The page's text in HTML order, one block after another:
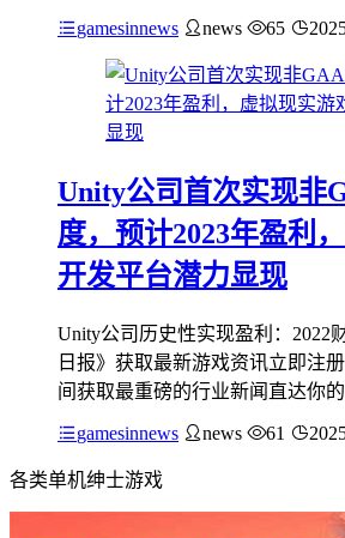
gamesinnews news 65
Unity公司首次实现非
度，预计2023年盈利
开发平台潜力显现
Unity公司历史性实现盈利：2022
日报》获取最新游戏资讯立即注
间获取最重磅的行业新闻直达你
gamesinnews news 61
各类单机绅士游戏